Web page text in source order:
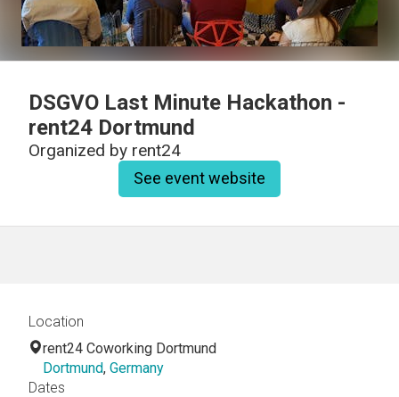
DSGVO Last Minute Hackathon -
rent24 Dortmund
Organized by rent24
See event website
Location
rent24 Coworking Dortmund
Dortmund, Germany
Dates